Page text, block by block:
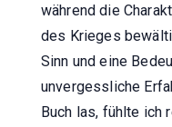
während die
des Krieges
Sinn und eine
unvergessliche
Buch las, fühlte ich